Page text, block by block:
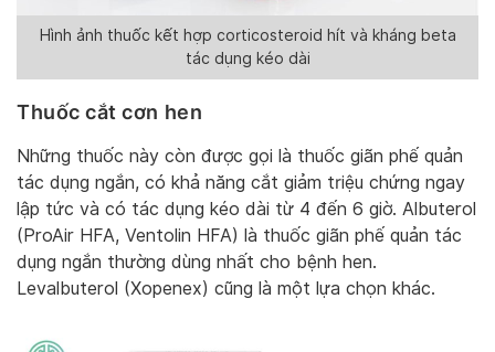
Hình ảnh thuốc kết hợp corticosteroid hít và kháng beta
tác dụng kéo dài
Thuốc cắt cơn hen
Những thuốc này còn được gọi là thuốc giãn phế quản
tác dụng ngắn, có khả năng cắt giảm triệu chứng ngay
lập tức và có tác dụng kéo dài từ 4 đến 6 giờ. Albuterol
(ProAir HFA, Ventolin HFA) là thuốc giãn phế quản tác
dụng ngắn thường dùng nhất cho bệnh hen.
Levalbuterol (Xopenex) cũng là một lựa chọn khác.